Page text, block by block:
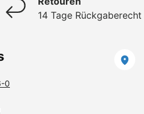
14 Tage Rückgaberecht
0